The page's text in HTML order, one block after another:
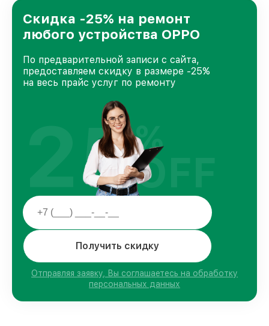
Краснодаре, постоянно повышая уровень
доверия и лояльности наших клиентов.
Скидка -25% на ремонт
любого устройства OPPO
По предварительной записи с сайта,
предоставляем скидку в размере -25%
на весь прайс услуг по ремонту
Получить скидку
Отправляя заявку, Вы соглашаетесь на обработку
персональных данных
25%
OFF